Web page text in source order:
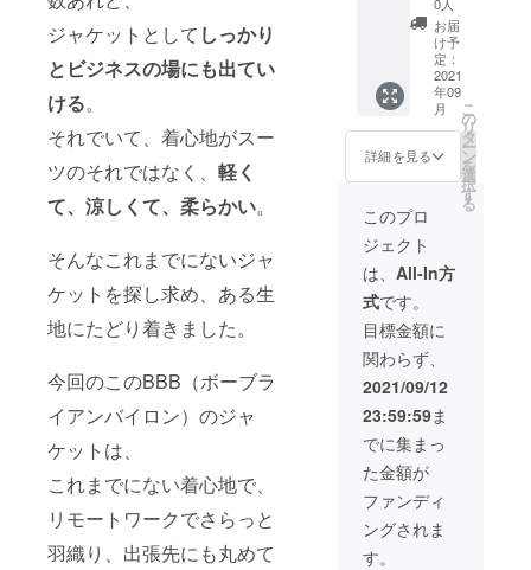
ジャケットとして しっかり
とビジネスの場にも出てい
ける。
それでいて、着心地がスー
ツのそれではなく、 軽く
て、涼しくて、柔らかい。
そんなこれまでにないジャ
ケットを探し求め、ある生
地にたどり着きました。
今回のこのBBB（ボーブラ
イアンバイロン）のジャ
ケットは、
これまでにない着心地で、
リモートワークでさらっと
羽織り、出張先にも丸めて
がござ
いま
す。 ※
ご注文
状況、
使用部
材の供
給状
況、製
合によ
時期が
遅れる
場合が
ござい
ます。
その際
は速や
かにご
しま
す。
入によ
り量産
効率が
向上し
た場
合、正
規販売
価格が
する可
能性も
ござい
ます。
※デザイ
ン/仕様
は変更
になる
可能性
がござ
いま
す。 ※
ご注文
状況、
使用部
材の供
給状
況、製
品1着を
お届け
致しま
す。通
常販売
予定価
格
￥39,82
0(税
込)→10
％OFF
￥35,85
8 サイ
ズはM/L
からお
選びい
ただけ
ます。
※皆様の
応援購
入によ
り量産
効率が
向上し
た場
合、正
規販売
価格が
お届
け予
定：
2021
年09
月
詳細を見る
こ
の
リ
タ
ー
ン
を
選
択
す
る
このプロ
ジェクト
は、 All-In方
式です。
目標金額に
関わらず、
2021/09/12
23:59:59ま
でに集まっ
た金額が
ファンディ
ングされま
す。